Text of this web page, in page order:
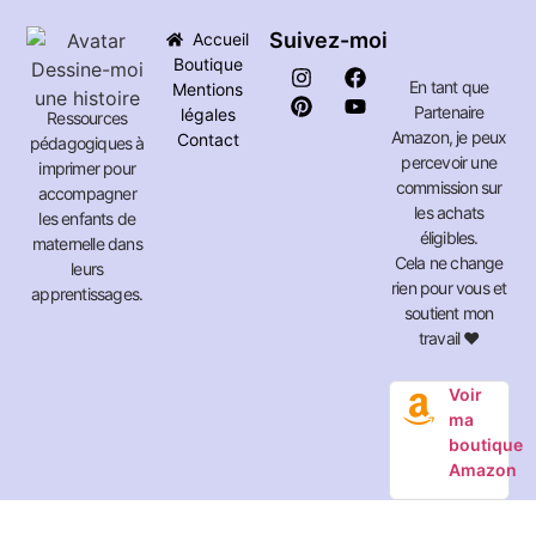
Ressources
pédagogiques à
imprimer pour
accompagner
les enfants de
maternelle dans
leurs
apprentissages.
Accueil
Boutique
Mentions
légales
Contact
Suivez-moi
En tant que
Partenaire
Amazon, je peux
percevoir une
commission sur
les achats
éligibles.
Cela ne change
rien pour vous et
soutient mon
travail ❤️
Voir
ma
boutique
Amazon